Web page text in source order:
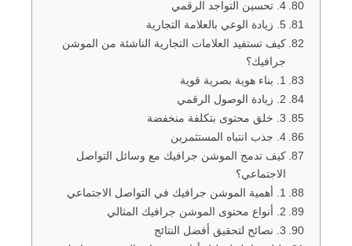
4. تحسين التواجد الرقمي
5. زيادة الوعي بالعلامة التجارية
كيف تستفيد العلامات التجارية الناشئة من الموشن
جرافيك؟
1. بناء هوية بصرية قوية
2. زيادة الوصول الرقمي
3. خلق محتوى بتكلفة منخفضة
4. جذب انتباه المستثمرين
كيف تدمج الموشن جرافيك مع وسائل التواصل
الاجتماعي؟
1. أهمية الموشن جرافيك في التواصل الاجتماعي
2. أنواع محتوى الموشن جرافيك المثالي
3. نصائح لتحقيق أفضل النتائج